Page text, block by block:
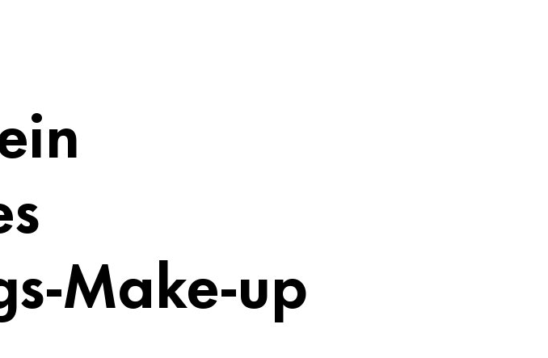
Make-up